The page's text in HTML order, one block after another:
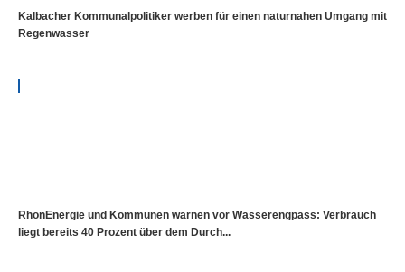
Kalbacher Kommunalpolitiker werben für einen naturnahen Umgang mit
Regenwasser
RhönEnergie und Kommunen warnen vor Wasserengpass: Verbrauch
liegt bereits 40 Prozent über dem Durch...